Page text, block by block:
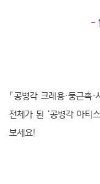
-
「공병각 크레용·둥근촉
전체가 된 ‘공병각 아티
보세요!